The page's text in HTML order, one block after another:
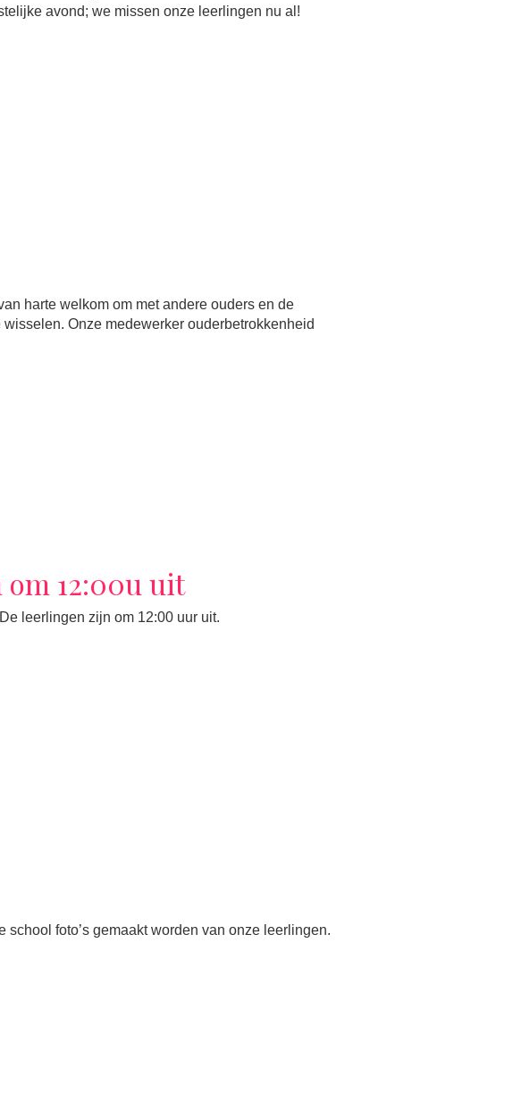
avond; we missen onze leerlingen nu al!
harte welkom om met andere ouders en de
Onze medewerker ouderbetrokkenheid
12:00u uit
leerlingen zijn om 12:00 uur uit.
foto’s gemaakt worden van onze leerlingen.